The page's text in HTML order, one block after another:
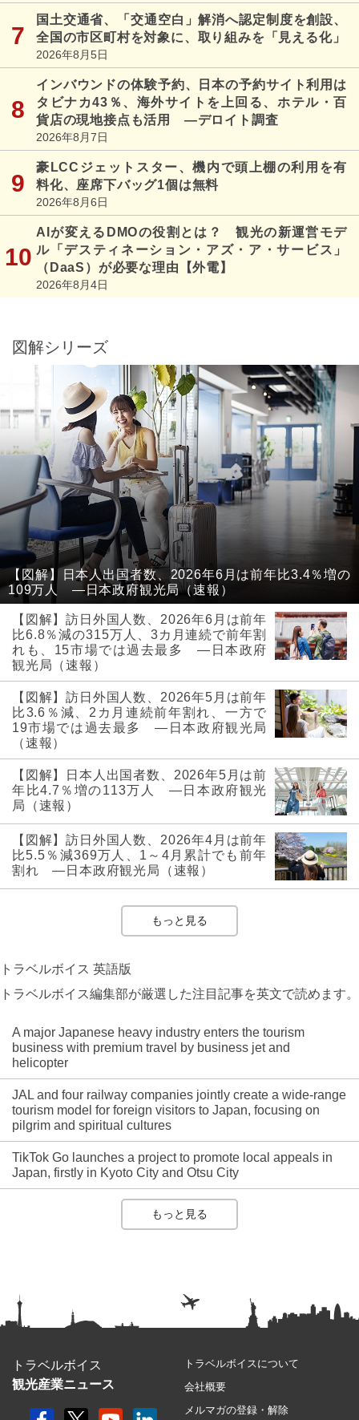
国土交通省、「交通空白」解消へ認定制度を創設、
全国の市区町村を対象に、取り組みを「見える化」
2026年8月5日
インバウンドの体験予約、日本の予約サイト利用は
タビナカ43％、海外サイトを上回る、ホテル・百
貨店の現地接点も活用 ―デロイト調査
2026年8月7日
豪LCCジェットスター、機内で頭上棚の利用を有
料化、座席下バッグ1個は無料
2026年8月6日
AIが変えるDMOの役割とは？ 観光の新運営モデ
ル「デスティネーション・アズ・ア・サービス」
（DaaS）が必要な理由【外電】
2026年8月4日
図解シリーズ
【図解】日本人出国者数、2026年6月は前年比3.4％増の
109万人 ―日本政府観光局（速報）
【図解】訪日外国人数、2026年6月は前年
比6.8％減の315万人、3カ月連続で前年割
れも、15市場では過去最多 ―日本政府
観光局（速報）
【図解】訪日外国人数、2026年5月は前年
比3.6％減、2カ月連続前年割れ、一方で
19市場では過去最多 ―日本政府観光局
（速報）
【図解】日本人出国者数、2026年5月は前
年比4.7％増の113万人 ―日本政府観光
局（速報）
【図解】訪日外国人数、2026年4月は前年
比5.5％減369万人、1～4月累計でも前年
割れ ―日本政府観光局（速報）
もっと見る
トラベルボイス 英語版
トラベルボイス編集部が厳選した注目記事を英文で読めます。
A major Japanese heavy industry enters the tourism
business with premium travel by business jet and
helicopter
JAL and four railway companies jointly create a wide-range
tourism model for foreign visitors to Japan, focusing on
pilgrim and spiritual cultures
TikTok Go launches a project to promote local appeals in
Japan, firstly in Kyoto City and Otsu City
もっと見る
トラベルボイス
観光産業ニュース
トラベルボイスについて
会社概要
メルマガの登録・解除